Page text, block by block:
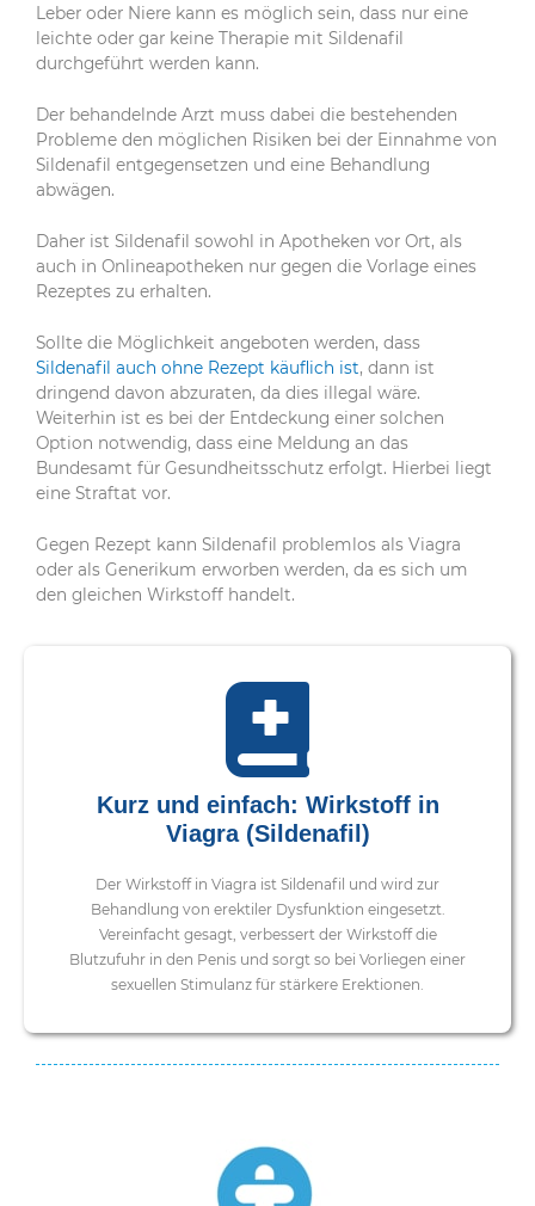
Leber oder Niere kann es möglich sein, dass nur eine
leichte oder gar keine Therapie mit Sildenafil
durchgeführt werden kann.
Der behandelnde Arzt muss dabei die bestehenden
Probleme den möglichen Risiken bei der Einnahme von
Sildenafil entgegensetzen und eine Behandlung
abwägen.
Daher ist Sildenafil sowohl in Apotheken vor Ort, als
auch in Onlineapotheken nur gegen die Vorlage eines
Rezeptes zu erhalten.
Sollte die Möglichkeit angeboten werden, dass
Sildenafil auch ohne Rezept käuflich ist, dann ist
dringend davon abzuraten, da dies illegal wäre.
Weiterhin ist es bei der Entdeckung einer solchen
Option notwendig, dass eine Meldung an das
Bundesamt für Gesundheitsschutz erfolgt. Hierbei liegt
eine Straftat vor.
Gegen Rezept kann Sildenafil problemlos als Viagra
oder als Generikum erworben werden, da es sich um
den gleichen Wirkstoff handelt.
Kurz und einfach: Wirkstoff in
Viagra (Sildenafil)
Der Wirkstoff in Viagra ist Sildenafil und wird zur
Behandlung von erektiler Dysfunktion eingesetzt.
Vereinfacht gesagt, verbessert der Wirkstoff die
Blutzufuhr in den Penis und sorgt so bei Vorliegen einer
sexuellen Stimulanz für stärkere Erektionen.